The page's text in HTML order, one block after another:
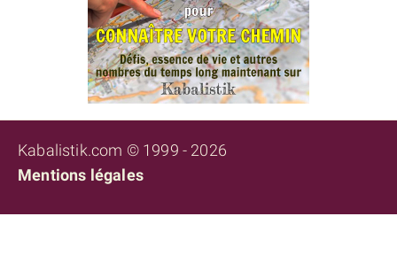
Kabalistik.com © 1999 - 2026
Mentions légales